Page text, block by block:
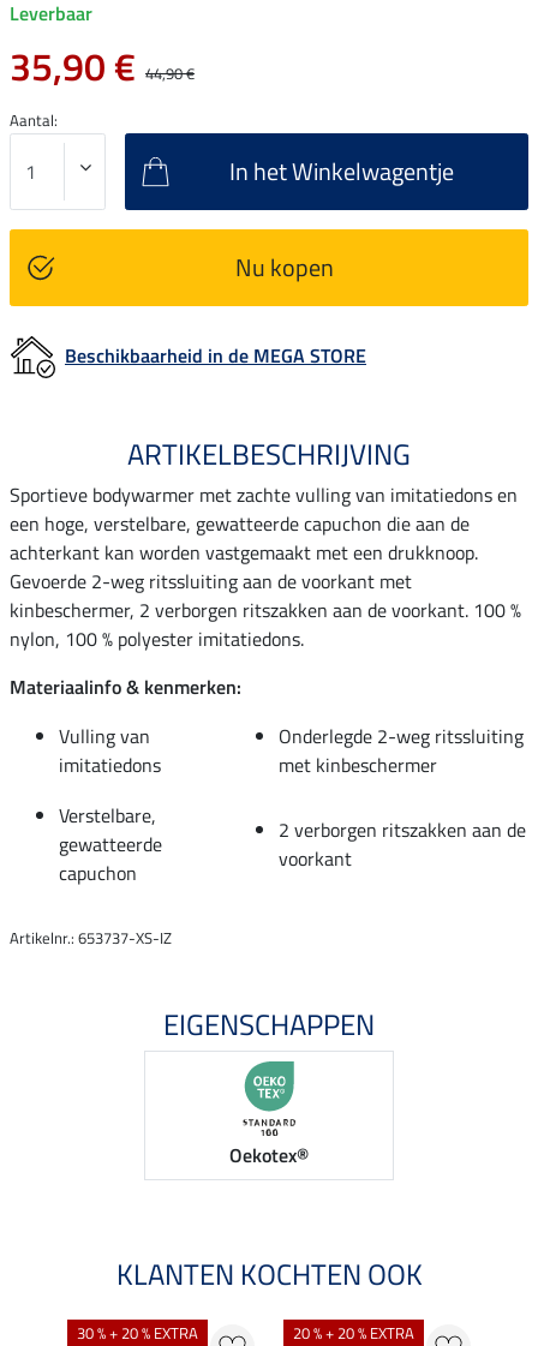
Leverbaar
35,90 € 44,90 €
Aantal:
In het Winkelwagentje
Nu kopen
Beschikbaarheid in de MEGA STORE
ARTIKELBESCHRIJVING
Sportieve bodywarmer met zachte vulling van imitatiedons en
een hoge, verstelbare, gewatteerde capuchon die aan de
achterkant kan worden vastgemaakt met een drukknoop.
Gevoerde 2-weg ritssluiting aan de voorkant met
kinbeschermer, 2 verborgen ritszakken aan de voorkant. 100 %
nylon, 100 % polyester imitatiedons.
Materiaalinfo & kenmerken:
Vulling van
imitatiedons
Onderlegde 2-weg ritssluiting
met kinbeschermer
Verstelbare,
gewatteerde
capuchon
2 verborgen ritszakken aan de
voorkant
Artikelnr.: 653737-XS-IZ
EIGENSCHAPPEN
Oekotex®
KLANTEN KOCHTEN OOK
30 % + 20 % EXTRA 20 % + 20 % EXTRA